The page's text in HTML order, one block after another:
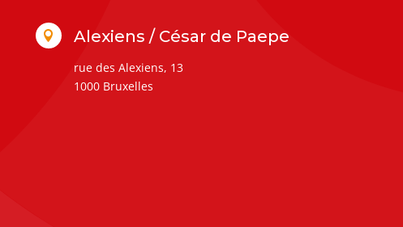
 Alexiens / César de Paepe
rue des Alexiens, 13
1000 Bruxelles